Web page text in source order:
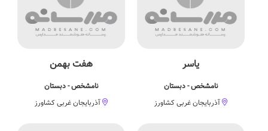
یاسر
نامشخص - دبستان
آذربایجان غربی کشاورز
هفت بهمن
نامشخص - دبستان
آذربایجان غربی کشاورز